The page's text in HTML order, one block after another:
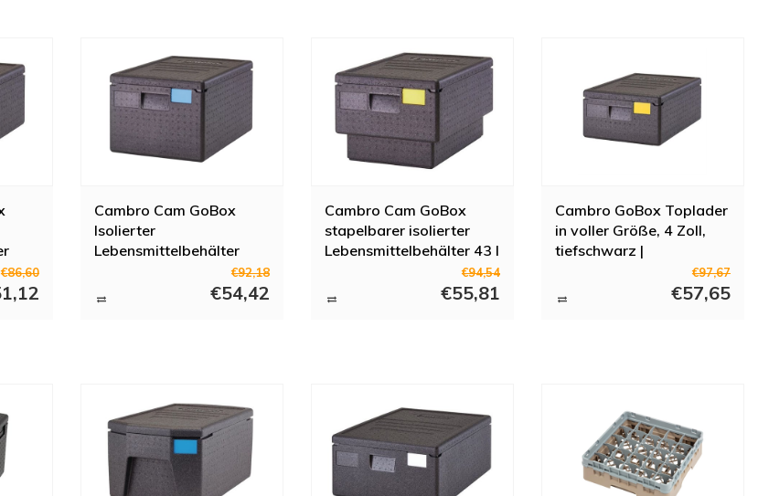
€86,60
Cambro Cam GoBox
Isolierter
Lebensmittelbehälter
€92,18
€54,42
Cambro Cam GoBox
stapelbarer isolierter
Lebensmittelbehälter 43 l
€94,54
€55,81
Cambro GoBox Toplader
in voller Größe, 4 Zoll,
tiefschwarz |
Polypropylen | 21,5 (H) x
40 (B) x 60 (T) cm
€97,67
€57,65